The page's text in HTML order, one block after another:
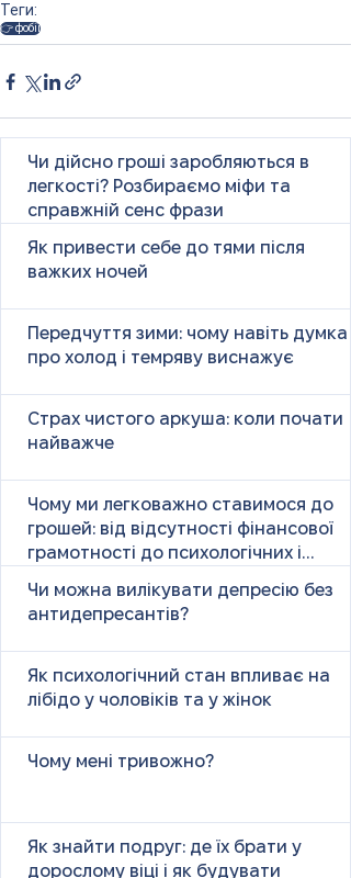
Теги:
👉 фобії
Чи дійсно гроші заробляються в
легкості? Розбираємо міфи та
справжній сенс фрази
Як привести себе до тями після
важких ночей
Передчуття зими: чому навіть думка
про холод і темряву виснажує
Страх чистого аркуша: коли почати
найважче
Чому ми легковажно ставимося до
грошей: від відсутності фінансової
грамотності до психологічних і
Чи можна вилікувати депресію без
антидепресантів?
Як психологічний стан впливає на
лібідо у чоловіків та у жінок
Чому мені тривожно?
Як знайти подруг: де їх брати у
дорослому віці і як будувати